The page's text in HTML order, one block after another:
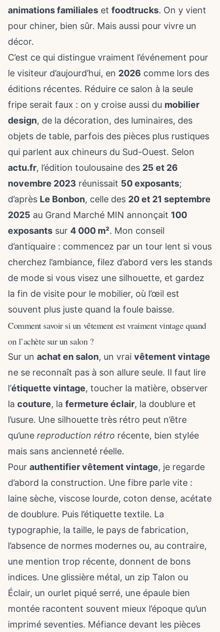
animations familiales et foodtrucks. On y vient
pour chiner, bien sûr. Mais aussi pour vivre un
décor.
C’est ce qui distingue vraiment l’événement pour
le visiteur d’aujourd’hui, en 2026 comme lors des
éditions récentes. Réduire ce salon à la seule
fripe serait faux : on y croise aussi du mobilier
design, de la décoration, des luminaires, des
objets de table, parfois des pièces plus rustiques
qui parlent aux chineurs du Sud-Ouest. Selon
actu.fr, l’édition toulousaine des 25 et 26
novembre 2023 réunissait 50 exposants;
d’après Le Bonbon, celle des 20 et 21 septembre
2025 au Grand Marché MIN annonçait 100
exposants sur 4 000 m². Mon conseil
d’antiquaire : commencez par un tour lent si vous
cherchez l’ambiance, filez d’abord vers les stands
de mode si vous visez une silhouette, et gardez
la fin de visite pour le mobilier, où l’œil est
souvent plus juste quand la foule baisse.
Comment savoir si un vêtement est vraiment vintage quand
on l’achète sur un salon ?
Sur un achat en salon, un vrai vêtement vintage
ne se reconnaît pas à son allure seule. Il faut lire
l’étiquette vintage, toucher la matière, observer
la couture, la fermeture éclair, la doublure et
l’usure. Une silhouette très rétro peut n’être
qu’une reproduction rétro récente, bien stylée
mais sans ancienneté réelle.
Pour authentifier vêtement vintage, je regarde
d’abord la construction. Une fibre parle vite :
laine sèche, viscose lourde, coton dense, acétate
de doublure. Puis l’étiquette textile. La
typographie, la taille, le pays de fabrication,
l’absence de normes modernes ou, au contraire,
une mention trop récente, donnent de bons
indices. Une glissière métal, un zip Talon ou
Éclair, un ourlet piqué serré, une épaule bien
montée racontent souvent mieux l’époque qu’un
imprimé seventies. Méfiance devant les pièces